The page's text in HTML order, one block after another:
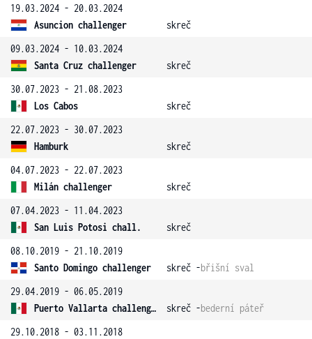
19.03.2024 - 20.03.2024
Asuncion challenger
skreč
09.03.2024 - 10.03.2024
Santa Cruz challenger
skreč
30.07.2023 - 21.08.2023
Los Cabos
skreč
22.07.2023 - 30.07.2023
Hamburk
skreč
04.07.2023 - 22.07.2023
Milán challenger
skreč
07.04.2023 - 11.04.2023
San Luis Potosi chall.
skreč
08.10.2019 - 21.10.2019
Santo Domingo challenger
skreč -břišní sval
29.04.2019 - 06.05.2019
Puerto Vallarta challenger
skreč -bederní páteř
29.10.2018 - 03.11.2018